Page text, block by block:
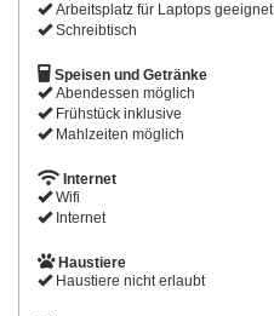
Arbeitsplatz für Laptops geeignet
Schreibtisch
Speisen und Getränke
Abendessen möglich
Frühstück inklusive
Mahlzeiten möglich
Internet
Wifi
Internet
Haustiere
Haustiere nicht erlaubt